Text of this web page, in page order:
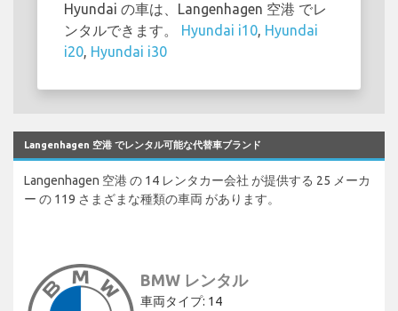
Hyundai の車は、Langenhagen 空港 でレ
ンタルできます。 Hyundai i10, Hyundai
i20, Hyundai i30
Langenhagen 空港 でレンタル可能な代替車ブランド
Langenhagen 空港 の 14 レンタカー会社 が提供する 25 メーカ
ー の 119 さまざまな種類の車両 があります。
BMW レンタル
車両タイプ: 14